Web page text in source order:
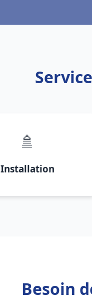
🚿
Installation
Besoin